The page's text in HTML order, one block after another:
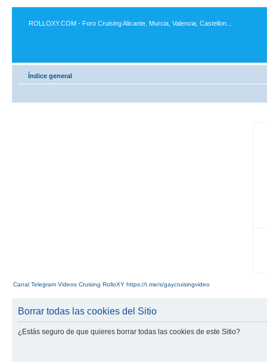
ROLLOXY.COM - Foro Cruising Alicante, Murcia, Valencia, Castellon...
Índice general
Canal Telegram Videos Cruising RolloXY https://t.me/s/gaycruisingvideo
Borrar todas las cookies del Sitio
¿Estás seguro de que quieres borrar todas las cookies de este Sitio?